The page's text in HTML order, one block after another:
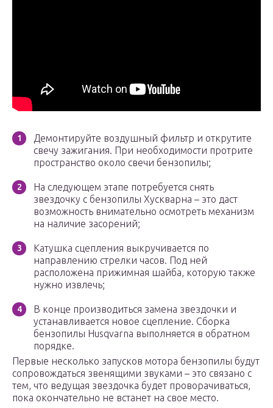
Демонтируйте воздушный фильтр и открутите
свечу зажигания. При необходимости протрите
пространство около свечи бензопилы;
На следующем этапе потребуется снять
звездочку с бензопилы Хускварна – это даст
возможность внимательно осмотреть механизм
на наличие засорений;
Катушка сцепления выкручивается по
направлению стрелки часов. Под ней
расположена прижимная шайба, которую также
нужно извлечь;
В конце производиться замена звездочки и
устанавливается новое сцепление. Сборка
бензопилы Husqvarna выполняется в обратном
порядке.
Первые несколько запусков мотора бензопилы будут
сопровождаться звенящими звуками – это связано с
тем, что ведущая звездочка будет проворачиваться,
пока окончательно не встанет на свое место.